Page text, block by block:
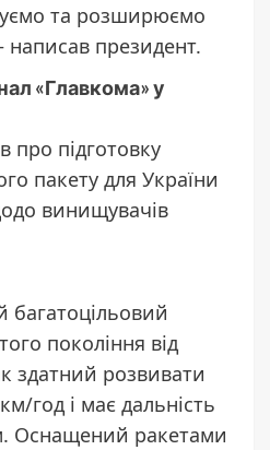
та розширюємо
президент.
«Главкома» у
про підготовку
пакету для України
винищувачів
багатоцільовий
покоління від
здатний розвивати
год і має дальність
Оснащений ракетами